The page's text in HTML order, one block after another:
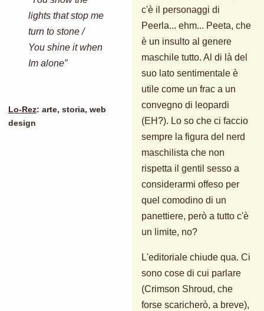
lights that stop me
turn to stone /
You shine it when
Im alone”
Lo-Rez: arte, storia, web
design
c'è il personaggi di
Peerla... ehm... Peeta, che
è un insulto al genere
maschile tutto. Al di là del
suo lato sentimentale è
utile come un frac a un
convegno di leopardi
(EH?). Lo so che ci faccio
sempre la figura del nerd
maschilista che non
rispetta il gentil sesso a
considerarmi offeso per
quel comodino di un
panettiere, però a tutto c'è
un limite, no?
L'editoriale chiude qua. Ci
sono cose di cui parlare
(Crimson Shroud, che
forse scaricherò, a breve),